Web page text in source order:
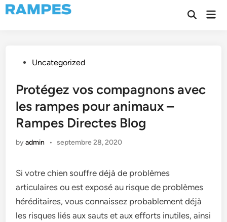
Skip
to
Open
PostedUncategorized
Protégez vos compagnons avec
les rampes pour animaux –
Rampes Directes Blog
byadmin • septembre 28, 2020
Si votre chien souffre déjà de problèmes
articulaires ou est exposé au risque de problèmes
héréditaires, vous connaissez probablement déjà
les risques liés aux sauts et aux efforts inutiles, ainsi